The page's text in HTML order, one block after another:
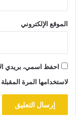
الموقع الإلكتروني
احفظ اسمي، بريدي
لاستخدامها المرة